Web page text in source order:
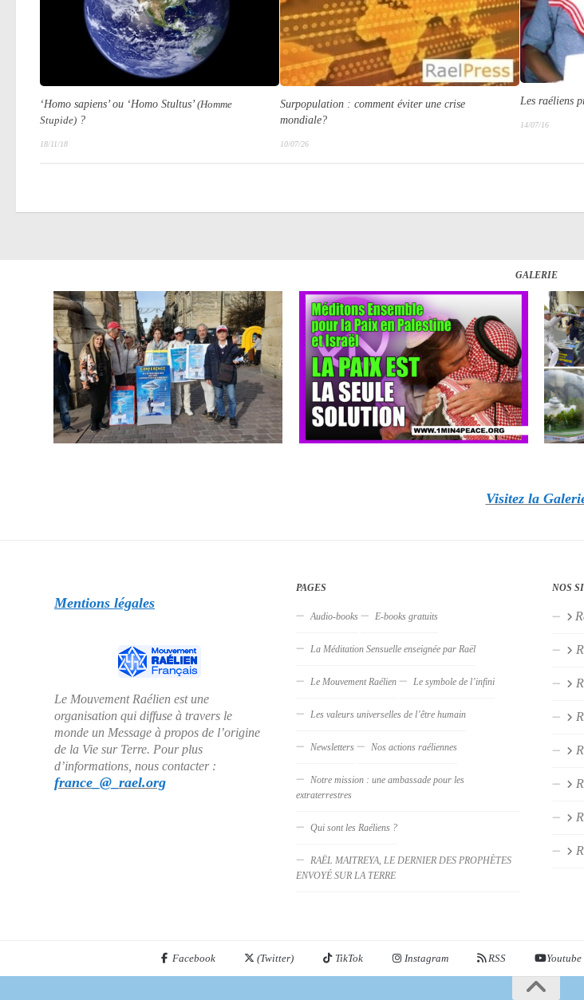
‘Homo sapiens’ou ‘Homo Stultus’ (Homme
Stupide) ?
18/11/18
Surpopulation : comment éviter une crise
mondiale?
10/07/26
Les raéliens
14/07/16
GALERIE
Visitez la
Mentions légales
Le Mouvement Raélien est une
organisation qui diffuse à travers le
monde un Message à propos de l’origine
de la Vie sur Terre. Pour plus
d’informations, nous contacter :
france_@_rael.org
PAGES
Audio-books E-books gratuits
La Méditation Sensuelle enseignée par Raël
Le Mouvement Raélien Le symbole de l’infini
Les valeurs universelles de l’être humain
Newsletters Nos actions raéliennes
Notre mission : une ambassade pour les
extraterrestres
Qui sont les Raéliens ?
RAËL MAITREYA, LE DERNIER DES PROPHÈTES
ENVOYÉ SUR LA TERRE
NOS
Facebook (Twitter) TikTok Instagram RSS Youtube